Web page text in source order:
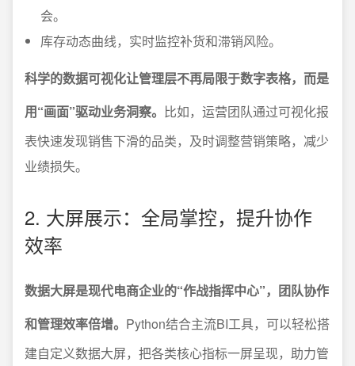
会。
库存动态曲线，实时监控补货和滞销风险。
科学的数据可视化让管理层不再局限于数字表格，而是
用“画面”驱动业务洞察。 比如，运营团队通过可视化报
表快速发现销售下滑的品类，及时调整营销策略，减少
业绩损失。
2. 大屏展示：全局掌控，提升协作
效率
数据大屏是现代电商企业的“作战指挥中心”，团队协作
和管理效率倍增。 Python结合主流BI工具，可以轻松搭
建自定义数据大屏，把各类核心指标一屏呈现，助力管